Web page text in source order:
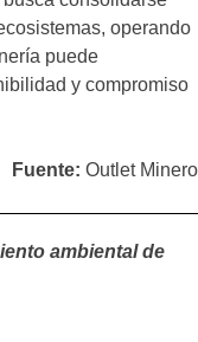
operando
puede
y compromiso
Fuente: Outlet Minero
ambiental de